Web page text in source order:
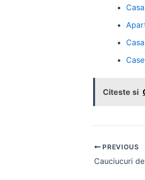
Citeste si
Post
navigation
PREVIOUS